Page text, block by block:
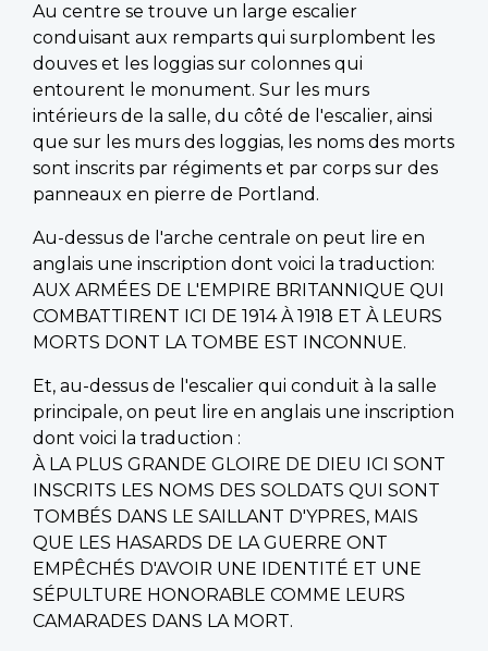
Au centre se trouve un large escalier
conduisant aux remparts qui surplombent les
douves et les loggias sur colonnes qui
entourent le monument. Sur les murs
intérieurs de la salle, du côté de l'escalier, ainsi
que sur les murs des loggias, les noms des morts
sont inscrits par régiments et par corps sur des
panneaux en pierre de Portland.
Au-dessus de l'arche centrale on peut lire en
anglais une inscription dont voici la traduction:
AUX ARMÉES DE L'EMPIRE BRITANNIQUE QUI
COMBATTIRENT ICI DE 1914 À 1918 ET À LEURS
MORTS DONT LA TOMBE EST INCONNUE.
Et, au-dessus de l'escalier qui conduit à la salle
principale, on peut lire en anglais une inscription
dont voici la traduction :
À LA PLUS GRANDE GLOIRE DE DIEU ICI SONT
INSCRITS LES NOMS DES SOLDATS QUI SONT
TOMBÉS DANS LE SAILLANT D'YPRES, MAIS
QUE LES HASARDS DE LA GUERRE ONT
EMPÊCHÉS D'AVOIR UNE IDENTITÉ ET UNE
SÉPULTURE HONORABLE COMME LEURS
CAMARADES DANS LA MORT.